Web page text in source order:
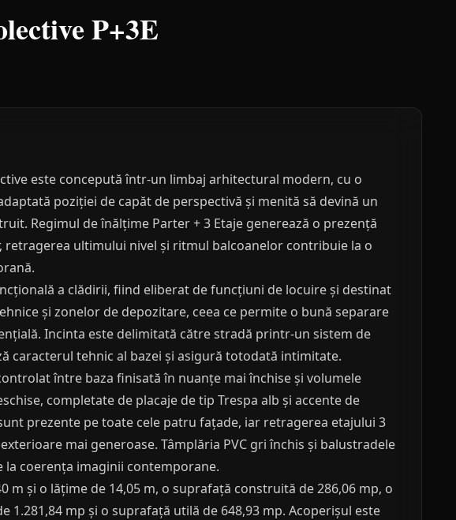
P+3E
este concepută într-un limbaj arhitectural modern, cu o
poziției de capăt de perspectivă și menită să devină un
Regimul de înălțime Parter + 3 Etaje generează o prezență
retragerea ultimului nivel și ritmul balcoanelor contribuie la o
a clădirii, fiind eliberat de funcțiuni de locuire și destinat
și zonelor de depozitare, ceea ce permite o bună separare
Incinta este delimitată către stradă printr-un sistem de
caracterul tehnic al bazei și asigură totodată intimitate.
între baza finisată în nuanțe mai închise și volumele
completate de placaje de tip Trespa alb și accente de
prezente pe toate cele patru fațade, iar retragerea etajului 3
mai generoase. Tâmplăria PVC gri închis și balustradele
coerența imaginii contemporane.
m și o lățime de 14,05 m, o suprafață construită de 286,06 mp, o
1.281,84 mp și o suprafață utilă de 648,93 mp. Acoperișul este